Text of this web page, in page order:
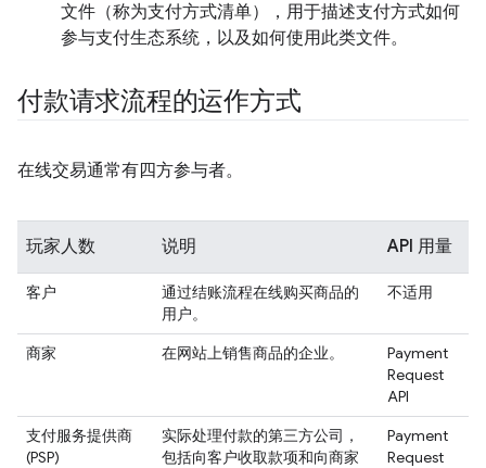
文件（称为支付方式清单），用于描述支付方式如何
参与支付生态系统，以及如何使用此类文件。
付款请求流程的运作方式
在线交易通常有四方参与者。
玩家人数 说明 API 用量
客户
通过结账流程在线购买商品的
用户。
不适用
商家 在网站上销售商品的企业。
Payment
Request
API
支付服务提供商
(PSP)
实际处理付款的第三方公司，
包括向客户收取款项和向商家
Payment
Request